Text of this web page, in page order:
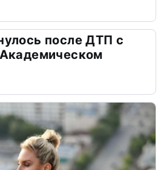
после ДТП с